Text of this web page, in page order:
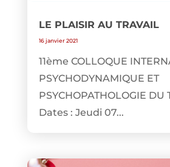
LE PLAISIR AU TRAVAIL
16 janvier 2021
11ème COLLOQUE
PSYCHODYNAMIQUE ET
PSYCHOPATHOLOGIE DU
Dates : Jeudi 07...